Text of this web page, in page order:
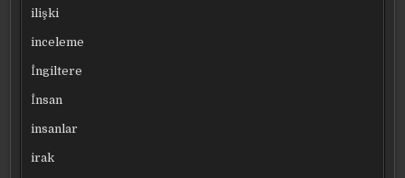
ilişki
inceleme
İngiltere
İnsan
insanlar
irak